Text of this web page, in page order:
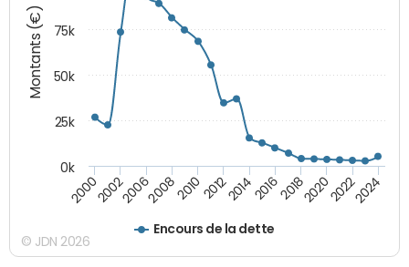
Montants (€)
Encours de la dette
200020022006200820102012201420162018202020222024
0k
25k
50k
75k
© JDN 2026